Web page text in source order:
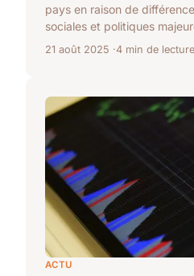
pays en raison de
sociales et politiques
21 août 2025 4 min de lecture
ACTU